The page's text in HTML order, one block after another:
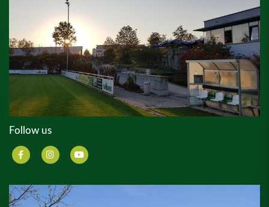
Follow us